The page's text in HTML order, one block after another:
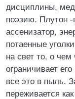
дисциплины,
поэзию. Плутон
ассенизатор,
потаенные
на свет то, о
ограничивает
все это в пыль.
переживается